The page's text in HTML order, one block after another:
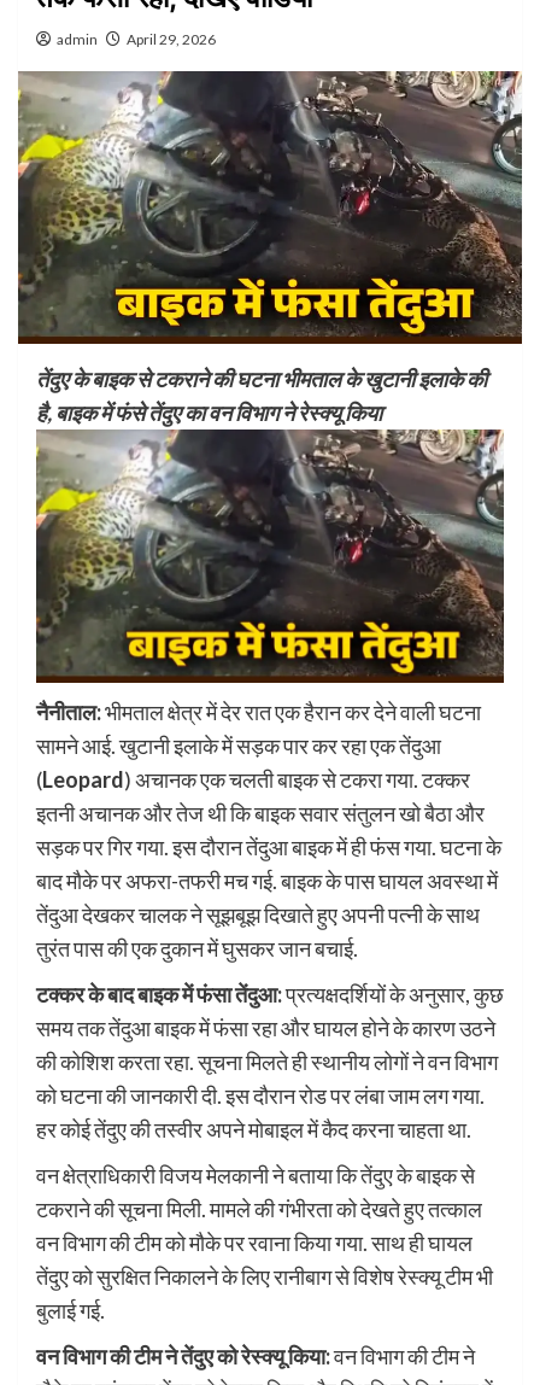
admin April 29, 2026
तेंदुए के बाइक से टकराने की घटना भीमताल के खुटानी इलाके की
है, बाइक में फंसे तेंदुए का वन विभाग ने रेस्क्यू किया
नैनीताल:भीमताल क्षेत्र में देर रात एक हैरान कर देने वाली घटना
सामने आई. खुटानी इलाके में सड़क पार कर रहा एक तेंदुआ
(Leopard) अचानक एक चलती बाइक से टकरा गया. टक्कर
इतनी अचानक और तेज थी कि बाइक सवार संतुलन खो बैठा और
सड़क पर गिर गया. इस दौरान तेंदुआ बाइक में ही फंस गया. घटना के
बाद मौके पर अफरा-तफरी मच गई. बाइक के पास घायल अवस्था में
तेंदुआ देखकर चालक ने सूझबूझ दिखाते हुए अपनी पत्नी के साथ
तुरंत पास की एक दुकान में घुसकर जान बचाई.
टक्कर के बाद बाइक में फंसा तेंदुआ:प्रत्यक्षदर्शियों के अनुसार, कुछ
समय तक तेंदुआ बाइक में फंसा रहा और घायल होने के कारण उठने
की कोशिश करता रहा. सूचना मिलते ही स्थानीय लोगों ने वन विभाग
को घटना की जानकारी दी. इस दौरान रोड पर लंबा जाम लग गया.
हर कोई तेंदुए की तस्वीर अपने मोबाइल में कैद करना चाहता था.
वन क्षेत्राधिकारी विजय मेलकानी ने बताया कि तेंदुए के बाइक से
टकराने की सूचना मिली. मामले की गंभीरता को देखते हुए तत्काल
वन विभाग की टीम को मौके पर रवाना किया गया. साथ ही घायल
तेंदुए को सुरक्षित निकालने के लिए रानीबाग से विशेष रेस्क्यू टीम भी
बुलाई गई.
वन विभाग की टीम ने तेंदुए को रेस्क्यू किया:वन विभाग की टीम ने